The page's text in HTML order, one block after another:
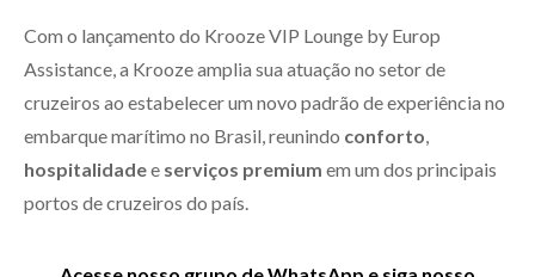
Com o lançamento do Krooze VIP Lounge by Europ
Assistance, a Krooze amplia sua atuação no setor de
cruzeiros ao estabelecer um novo padrão de experiência no
embarque marítimo no Brasil, reunindo conforto
hospitalidadee serviços premium em um dos principais
portos de cruzeiros do país.